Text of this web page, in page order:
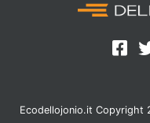
Ecodellojonio.it Copyright